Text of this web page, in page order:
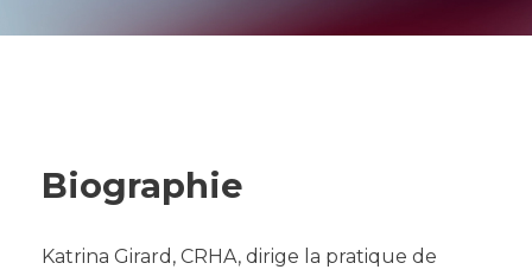
Biographie
Katrina Girard, CRHA, dirige la pratique de